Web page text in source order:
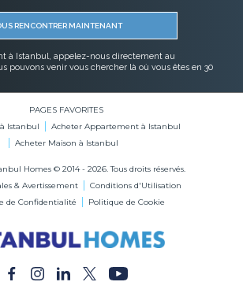
RENCONTRER MAINTENANT
à Istanbul, appelez-nous directement au
pouvons venir vous chercher là où vous êtes en 30
PAGES FAVORITES
Istanbul
Acheter Appartement à Istanbul
Acheter Maison à Istanbul
Homes © 2014 - 2026. Tous droits réservés.
& Avertissement
Conditions d'Utilisation
de Confidentialité
Politique de Cookie